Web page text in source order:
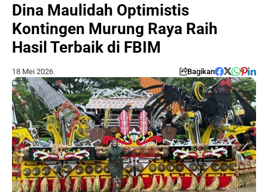
Dina Maulidah Optimistis
Kontingen Murung Raya Raih
Hasil Terbaik di FBIM
18 Mei 2026 Bagikan